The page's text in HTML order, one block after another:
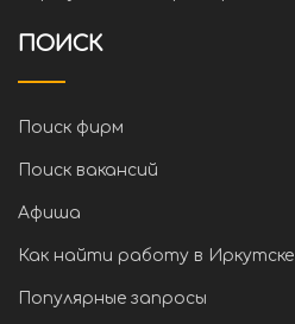
ПОИСК
Поиск фирм
Поиск вакансий
Афиша
Как найти работу в Иркутске
Популярные запросы